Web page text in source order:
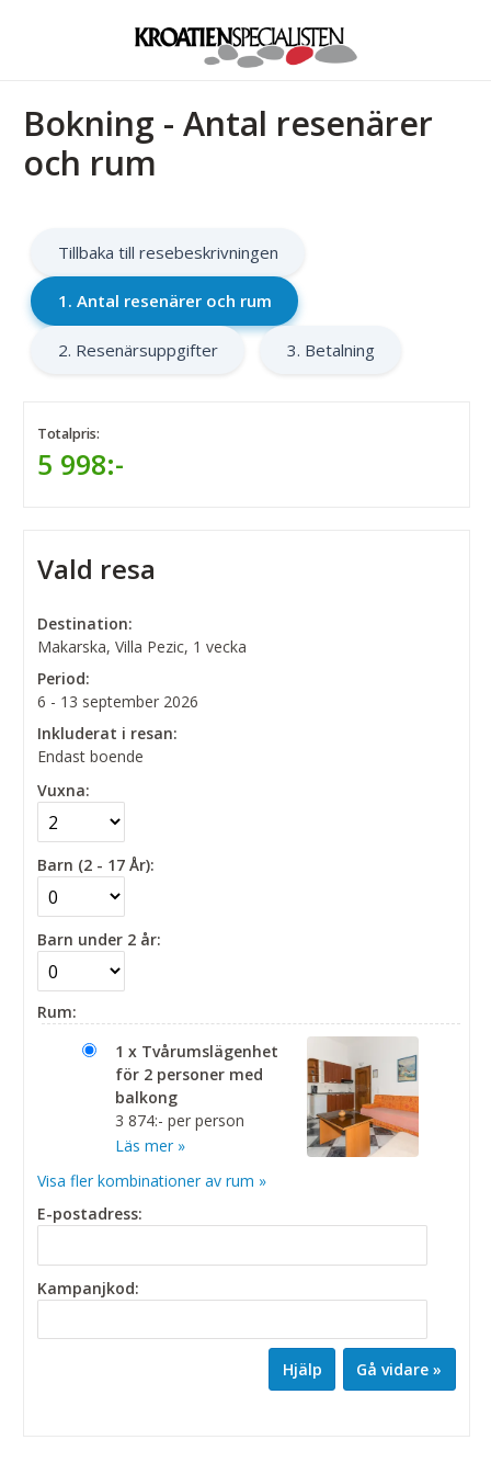
Bokning - Antal resenärer
och rum
Tillbaka till resebeskrivningen
1. Antal resenärer och rum
2. Resenärsuppgifter 3. Betalning
Totalpris:
5 998:-
Vald resa
Destination:
Makarska, Villa Pezic, 1 vecka
Period:
6 - 13 september 2026
Inkluderat i resan:
Endast boende
Vuxna:
Barn (2 - 17 År):
Barn under 2 år:
Rum:
1 x Tvårumslägenhet
för 2 personer med
balkong
3 874:- per person
Läs mer »
Visa fler kombinationer av rum »
E-postadress:
Kampanjkod:
Hjälp